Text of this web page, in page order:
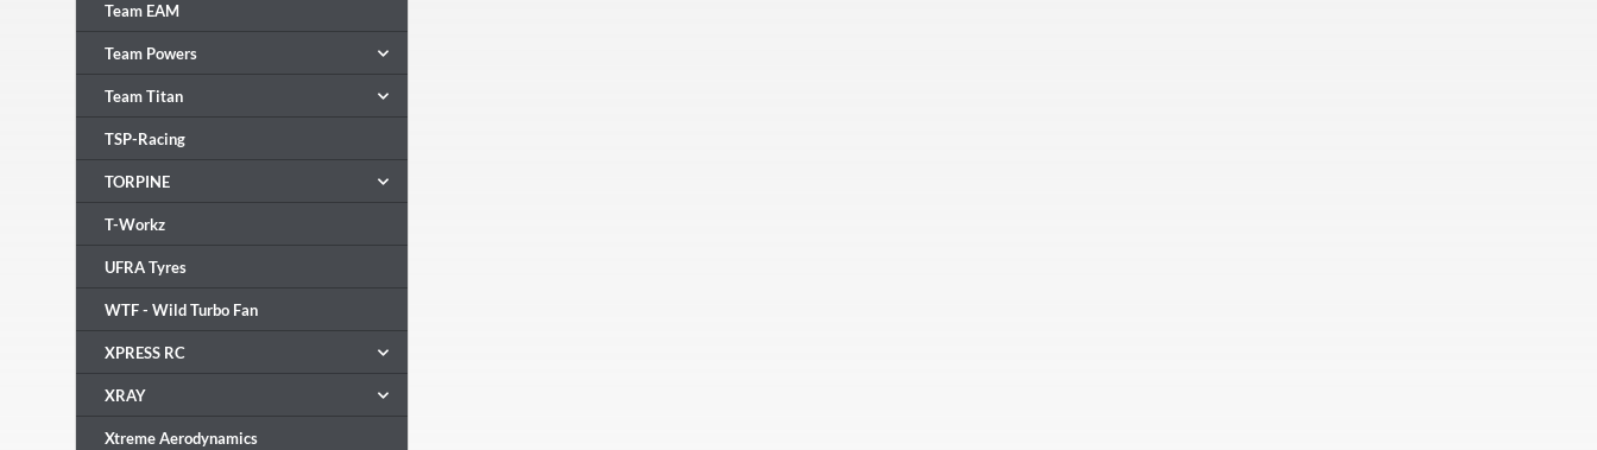
Team EAM
Team Powers
Team Titan
TSP-Racing
TORPINE
T-Workz
UFRA Tyres
WTF - Wild Turbo Fan
XPRESS RC
XRAY
Xtreme Aerodynamics